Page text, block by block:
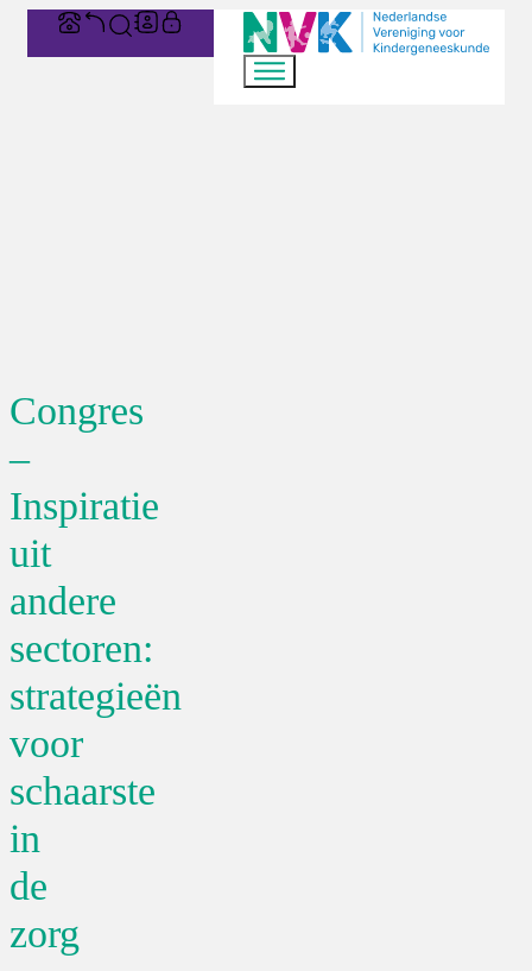
Congres
–
Inspiratie
uit
andere
sectoren:
strategieën
voor
schaarste
in
de
zorg